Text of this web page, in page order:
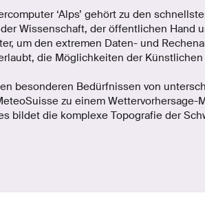
‘Alps’ gehört zu den
Wissenschaft, der öffentlichen Hand
um den extremen Daten- und
die Möglichkeiten der
besonderen Bedürfnissen von
zu einem Wettervorhersage-
bildet die komplexe Topografie der